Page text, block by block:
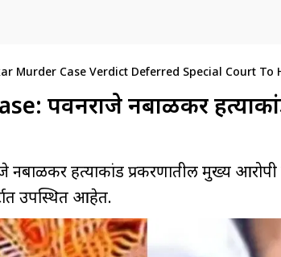
Murder Case Verdict Deferred Special Court To
पवनराजे निंबाळकर
हत्याकांड प्रकरणातील मुख्य आरोपी
उपस्थित आहेत.